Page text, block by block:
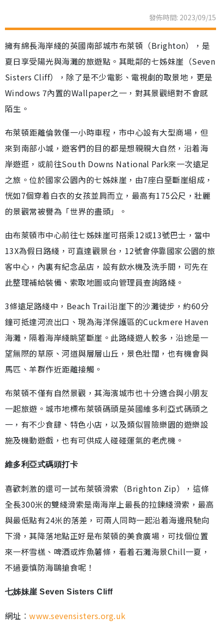
發佈時間: 2023/09/15
擁有綿長海岸綫的英國南部城市布萊頓（Brighton），是
夏日享受陽光與海灘的旅遊點。其毗鄰的七姊妹崖（Seven
Sisters Cliff），除了是不少電影、電視劇的取景地，更是
Windows 7內置的Wallpaper之一，對其景觀絕對不會感
陌生。
布萊頓距離倫敦僅一小時車程，市中心設有大型商場，但
來到南部小城，遊客們的目的都是想親親大自然，沿着海
岸遊逛，或前往South Downs National Park來一次遠足
之旅。位於國家公園內的七姊妹崖，由7座白堊斷崖組成，
恍如7個穿着白衣的女孩並肩而立，最高有175公尺，壯麗
的景觀常被譽為「世界的盡頭」。
由布萊頓市中心前往七姊妹崖可搭乘12或13號巴士，當中
13X為假日路綫，可直達觀景台，12號會停靠國家公園的旅
客中心，內裏有紀念品店，設有飲水機及洗手間，可先在
此整理補給裝備、索取地圖或向管理員查詢路綫。
3條遠足路綫中，Beach Trail沿崖下的沙灘徒步，約60分
鐘可抵達河流出口、現為海洋保護區的Cuckmere Haven
海灘，隔着海岸綫眺望斷崖。此路綫遊人較多，沿途是一
望無際的草原、河道與層層山丘，景色壯闊，也有機會與
馬匹、羊群作近距離接觸。
布萊頓不僅有自然景觀，其海濱城市也十分適合與小朋友
一起旅遊。城市地標布萊頓碼頭是英國維多利亞式碼頭之
一，有不少食肆、特色小店，以及類似冒險樂園的遊樂設
施及機動遊戲，也有可供成人碰碰運氣的老虎機。
維多利亞式碼頭打卡
喜歡刺激的還可一試布萊頓滑索（Brighton Zip），這條
全長300米的雙綫滑索是南海岸上最長的拉鍊綫滑索，最高
與最低點有24米的落差，可兩人同時一起沿着海邊飛馳向
下滑，其降落地點正好是布萊頓的美食廣場，可找個位置
來一杯雪榚、啤酒或炸魚薯條，看着石灘海景Chill一夏，
不過要慎防海鷗搶食呢！
七姊妹崖 Seven Sisters Cliff
網址︰www.sevensisters.org.uk